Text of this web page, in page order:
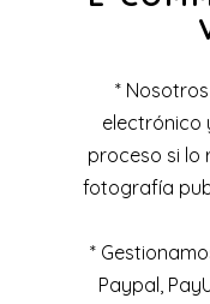
*
electrónico
proceso si lo
fotografía
*
Paypal,